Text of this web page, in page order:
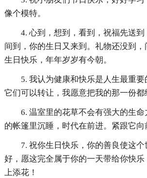
像个模特。
4. 心到，想到，看到，祝福先送
间到，你的生日又来到。礼物还没到
生日快乐，年年岁岁有今朝。
5. 我认为健康和快乐是人生最重
它们可以转让，我愿意把我的那一份都
6. 温室里的花草不会有强大的生
的帐篷里沉睡，时代在前进。紧跟它向
7. 祝你生日快乐，你的善良使这
好，愿这完全属于你的一天带给你快
上添花！